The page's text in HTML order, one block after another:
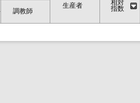
生産者
相対
指数
調教師